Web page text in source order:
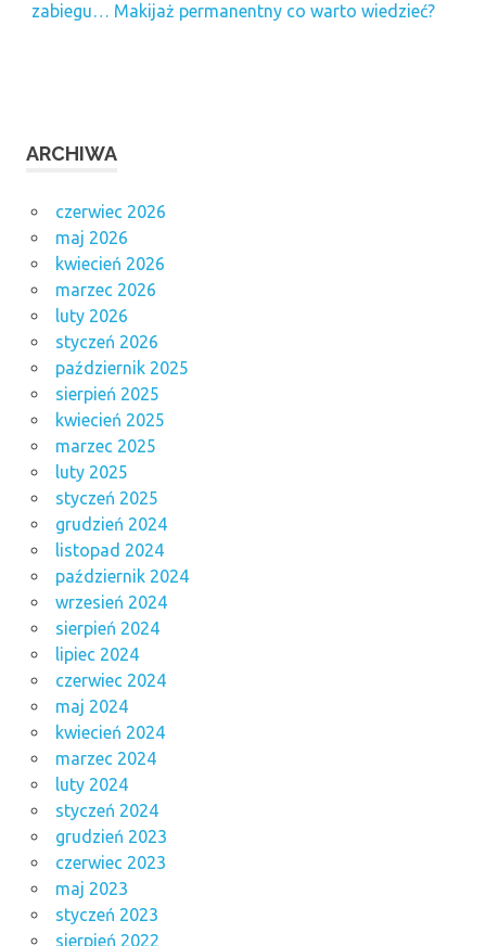
zabiegu… Makijaż permanentny co warto wiedzieć?
ARCHIWA
czerwiec 2026
maj 2026
kwiecień 2026
marzec 2026
luty 2026
styczeń 2026
październik 2025
sierpień 2025
kwiecień 2025
marzec 2025
luty 2025
styczeń 2025
grudzień 2024
listopad 2024
październik 2024
wrzesień 2024
sierpień 2024
lipiec 2024
czerwiec 2024
maj 2024
kwiecień 2024
marzec 2024
luty 2024
styczeń 2024
grudzień 2023
czerwiec 2023
maj 2023
styczeń 2023
sierpień 2022